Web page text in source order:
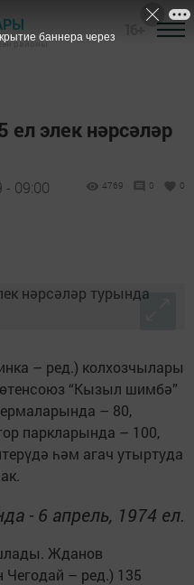
районы
элек нәрсәләр
- 09:00 4769 0 0
– ред.) колхозчылары
“Кызыл шимбә”
– 80,
паркларында – 100,
һәм агач утыртуда
- 6 апрель, 1974 ел.
Жданов
Чегодай – ред.) 135
баннера через